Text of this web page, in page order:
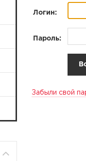
Логин:
Пароль:
Забыли свой